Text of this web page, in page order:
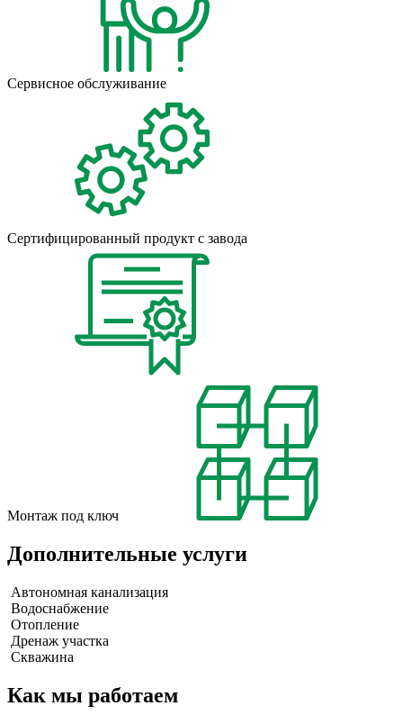
Сервисное обслуживание
Сертифицированный продукт с завода
Монтаж под ключ
Дополнительные услуги
Автономная канализация
Водоснабжение
Отопление
Дренаж участка
Скважина
Как мы работаем